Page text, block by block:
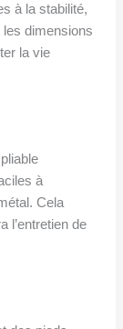
à la stabilité,
dimensions
la vie
à
Cela
l’entretien de